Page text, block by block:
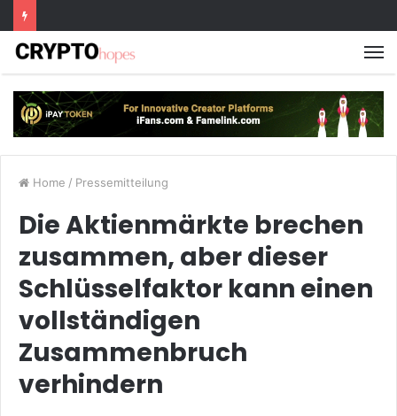
Home / Pressemitteilung
Die Aktienmärkte brechen
zusammen, aber dieser
Schlüsselfaktor kann einen
vollständigen
Zusammenbruch
verhindern